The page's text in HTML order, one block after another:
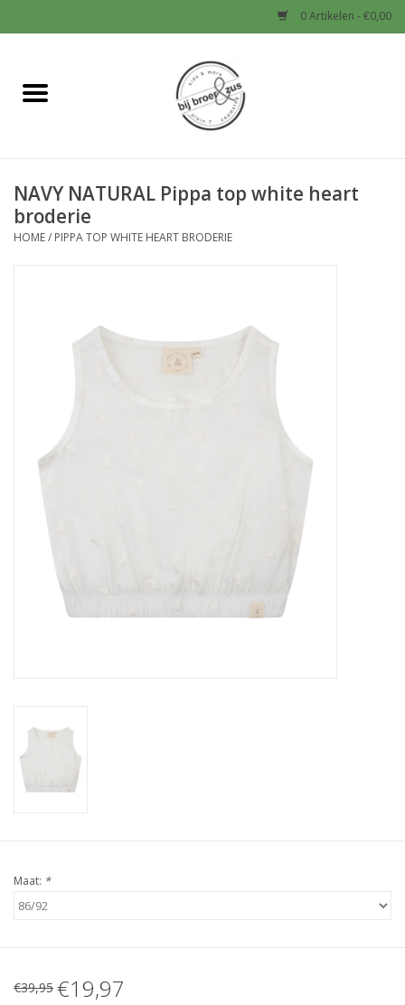
0 Artikelen - €0,00
Home
Baby
Jongens
Speelgoed
Cadeaubonnen
Merken
Cadeaubon
NAVY NATURAL Pippa top white heart
broderie
HOME/ PIPPA TOP WHITE HEART BRODERIE
Maat: *
€39,95 €19,97